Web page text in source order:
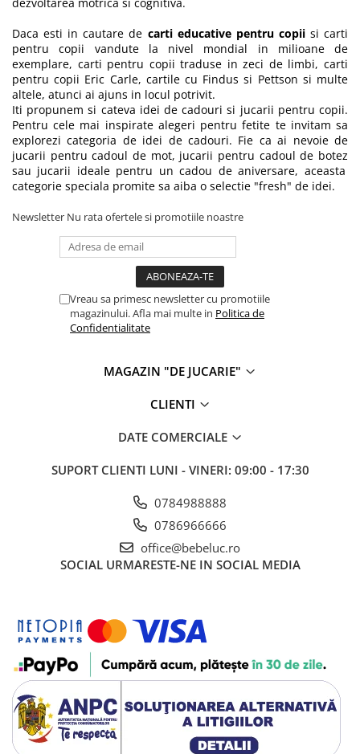
Daca esti in cautare de carti educative pentru copiisi carti
pentru copii vandute la nivel mondial in milioane de
exemplare, carti pentru copii traduse in zeci de limbi, carti
pentru copii Eric Carle, cartile cu Findus si Pettson si multe
altele, atunci ai ajuns in locul potrivit.
Iti propunem si cateva idei de cadouri si jucarii pentru copii.
Pentru cele mai inspirate alegeri pentru fetite te invitam sa
explorezi categoria de idei de cadouri. Fie ca ai nevoie de
jucarii pentru cadoul de mot, jucarii pentru cadoul de botez
sau jucarii ideale pentru un cadou de aniversare, aceasta
categorie speciala promite sa aiba o selectie "fresh" de idei.
Newsletter Nu rata ofertele si promotiile noastre
Vreau sa primesc newsletter cu promotiile
magazinului. Afla mai multe in Politica de
Confidentialitate
MAGAZIN "DE JUCARIE"
CLIENTI
DATE COMERCIALE
SUPORT CLIENTI LUNI - VINERI: 09:00 - 17:30
0784988888
0786966666
office@bebeluc.ro
SOCIAL URMARESTE-NE IN SOCIAL MEDIA